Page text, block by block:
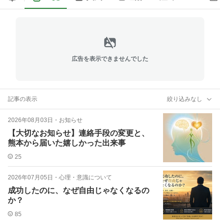
広告を表示できませんでした
記事の表示 絞り込みなし
2026年08月03日 ・ お知らせ
【大切なお知らせ】連絡手段の変更と、
熊本から届いた嬉しかった出来事
25
2026年07月05日 ・ 心理・意識について
成功したのに、なぜ自由じゃなくなるの
か？
85